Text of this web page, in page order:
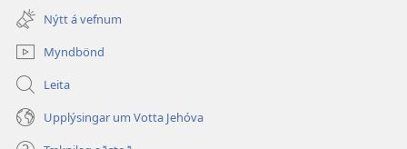
glugga)
nýjum
glugga)
Nýtt á vefnum
Myndbönd
Leita
Upplýsingar um Votta Jehóva